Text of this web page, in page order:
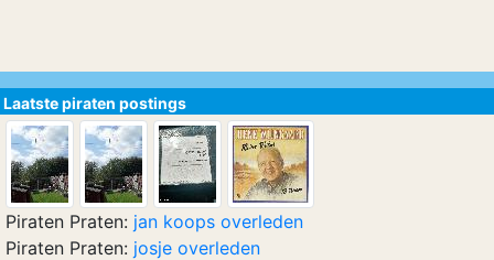
Laatste piraten postings
Piraten Praten: jan koops overleden
Piraten Praten: josje overleden